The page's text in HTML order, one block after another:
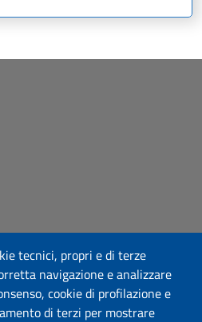
tecnici, propri e di terze
navigazione e analizzare
cookie di profilazione e
di terzi per mostrare